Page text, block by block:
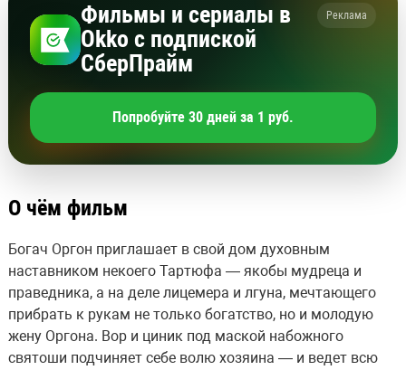
Фильмы и сериалы в
Okko с подпиской
СберПрайм
Реклама
Попробуйте 30 дней за 1 руб.
О чём фильм
Богач Оргон приглашает в свой дом духовным
наставником некоего Тартюфа — якобы мудреца и
праведника, а на деле лицемера и лгуна, мечтающего
прибрать к рукам не только богатство, но и молодую
жену Оргона. Вор и циник под маской набожного
святоши подчиняет себе волю хозяина — и ведет всю